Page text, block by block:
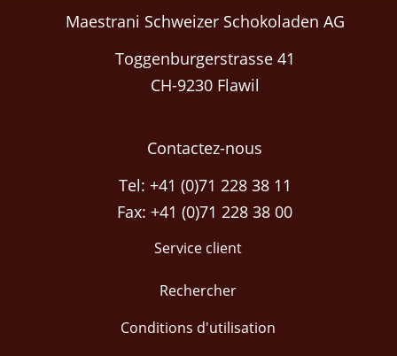
Maestrani Schweizer Schokoladen AG
Toggenburgerstrasse 41
CH-9230 Flawil
Contactez-nous
Tel: +41 (0)71 228 38 11
Fax: +41 (0)71 228 38 00
Service client
Rechercher
Conditions d'utilisation